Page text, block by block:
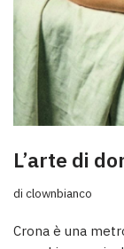
L’arte di
di clownbianco
Crona è una